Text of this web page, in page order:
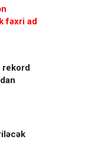
fəxri ad
rekord